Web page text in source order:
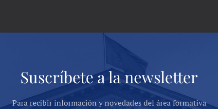
Suscríbete a la newsletter
Para recibir información y novedades del área formativa